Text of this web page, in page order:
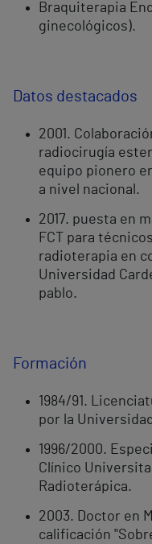
Braquiterapia
ginecológicos).
Datos destacados
2001.
radiocirugía
equipo pionero
a nivel nacional.
2017. puesta en
FCT para
radioterapia en
Universidad
pablo.
Formación
1984/91.
por la
1996/2000.
Clínico
Radioterápica.
2003. Doctor en
calificación